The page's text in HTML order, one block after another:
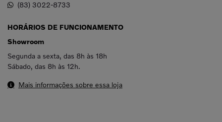
(83) 3022-8733
HORÁRIOS DE FUNCIONAMENTO
Showroom
Segunda a sexta, das 8h às 18h
Sábado, das 8h às 12h.
Mais informações sobre essa loja